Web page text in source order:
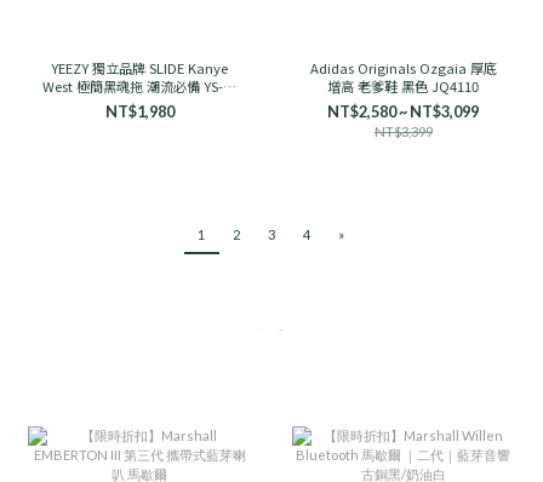
YEEZY 獨立品牌 SLIDE Kanye
West 極簡黑魂拖 潮流必備 YS-01
舒適
NT$1,980
Adidas Originals Ozgaia 厚底
增高 老爹鞋 黑色 JQ4110
NT$2,580 ~ NT$3,099
NT$3,399
1 2 3 4 »